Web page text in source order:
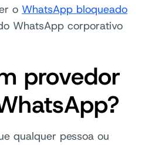
o WhatsApp bloqueado
WhatsApp corporativo
provedor
qualquer pessoa ou